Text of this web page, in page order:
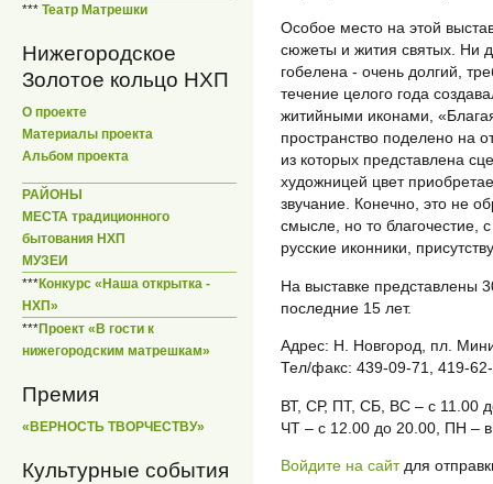
*** Театр Матрешки
Нижегородское
Золотое кольцо НХП
О проекте
Материалы проекта
Альбом проекта
РАЙОНЫ
МЕСТА традиционного
бытования НХП
МУЗЕИ
***Конкурс «Наша открытка -
НХП»
***Проект «В гости к
нижегородским матрешкам»
Премия
«ВЕРНОСТЬ ТВОРЧЕСТВУ»
Культурные события
Особое место на этой
сюжеты и жития святых. Ни
гобелена - очень долгий,
течение целого года
житийными иконами,
пространство поделено на
из которых представлена
художницей цвет
звучание. Конечно, это не
смысле, но то благочестие,
русские иконники,
На выставке представлены
последние 15 лет.
Адрес: Н. Новгород, пл.
Тел/факс: 439-09-71, 419-
ВТ, СР, ПТ, СБ, ВС – с 11.00
ЧТ – с 12.00 до 20.00, ПН –
Войдите на сайтдля